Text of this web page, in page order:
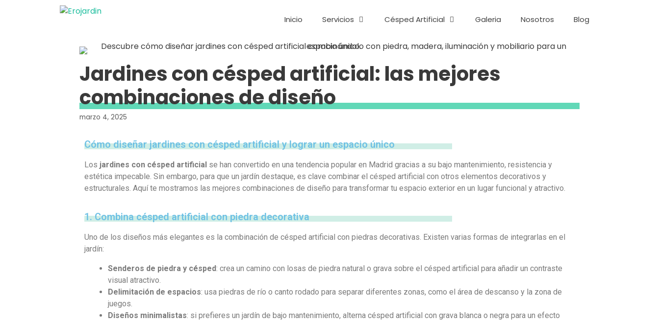
Inicio Servicios Césped Artificial Galeria Nosotros Blog
Jardines con césped artificial: las mejores
combinaciones de diseño
marzo 4, 2025
Cómo diseñar jardines con césped artificial y lograr un espacio único
Los jardines con césped artificial se han convertido en una tendencia popular en Madrid gracias a su bajo mantenimiento, resistencia y
estética impecable. Sin embargo, para que un jardín destaque, es clave combinar el césped artificial con otros elementos decorativos y
estructurales. Aquí te mostramos las mejores combinaciones de diseño para transformar tu espacio exterior en un lugar funcional y atractivo.
1. Combina césped artificial con piedra decorativa
Uno de los diseños más elegantes es la combinación de césped artificial con piedras decorativas. Existen varias formas de integrarlas en el
jardín:
Senderos de piedra y césped: crea un camino con losas de piedra natural o grava sobre el césped artificial para añadir un contraste
visual atractivo.
Delimitación de espacios: usa piedras de río o canto rodado para separar diferentes zonas, como el área de descanso y la zona de
juegos.
Diseños minimalistas: si prefieres un jardín de bajo mantenimiento, alterna césped artificial con grava blanca o negra para un efecto